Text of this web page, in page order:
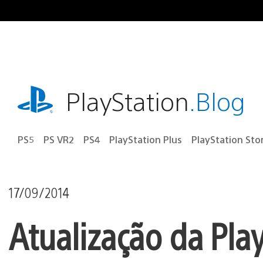
para
playstation.comPlayStation.Blog
PS5 PS VR2 PS4 PlayStation Plus PlayStation
17/09/2014
Atualização da